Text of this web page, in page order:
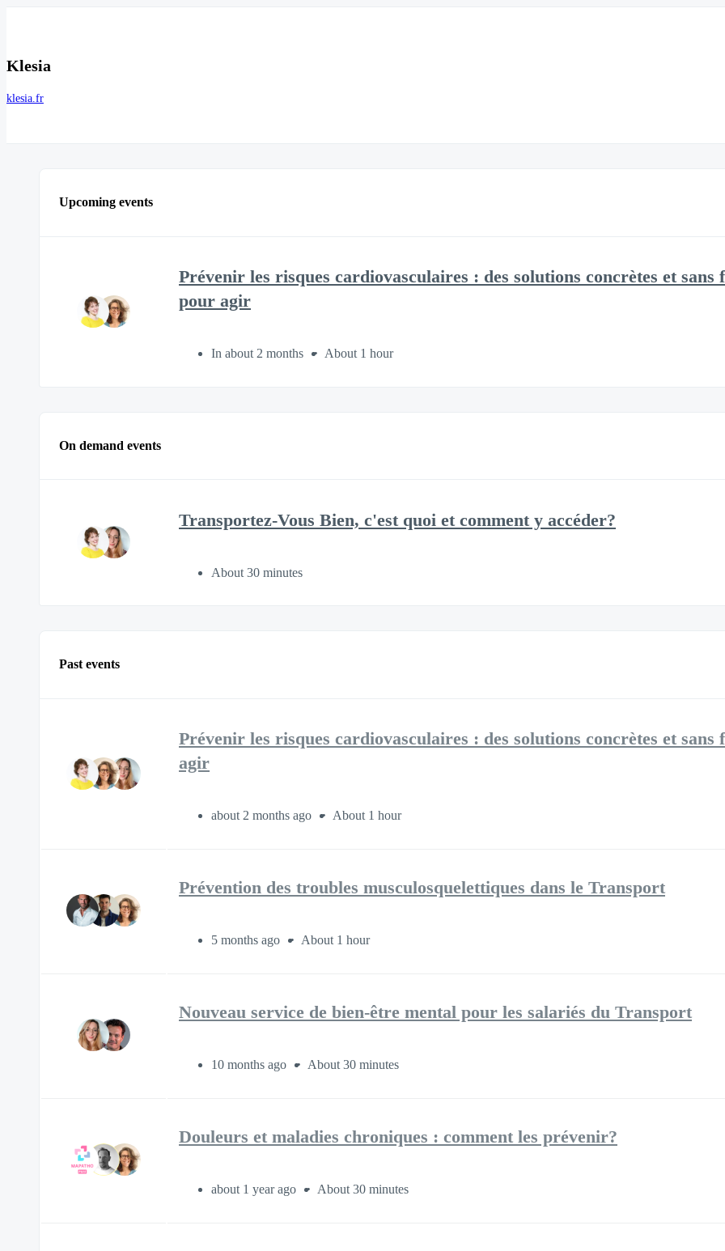
Klesia
klesia.fr
Upcoming events
Prévenir les risques cardiovasculaires : des solutions concrètes et sans
pour agir
In about 2 months About 1 hour
On demand events
Transportez-Vous Bien, c'est quoi et comment y accéder?
About 30 minutes
Past events
Prévenir les risques cardiovasculaires : des solutions concrètes et sans
agir
about 2 months ago About 1 hour
Prévention des troubles musculosquelettiques dans le Transport
5 months ago About 1 hour
Nouveau service de bien-être mental pour les salariés du Transport
10 months ago About 30 minutes
Douleurs et maladies chroniques : comment les prévenir?
about 1 year ago About 30 minutes